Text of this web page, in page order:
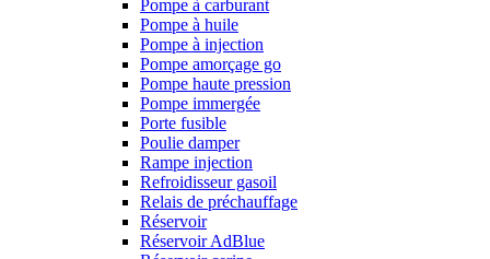
Pompe à carburant
Pompe à huile
Pompe à injection
Pompe amorçage go
Pompe haute pression
Pompe immergée
Porte fusible
Poulie damper
Rampe injection
Refroidisseur gasoil
Relais de préchauffage
Réservoir
Réservoir AdBlue